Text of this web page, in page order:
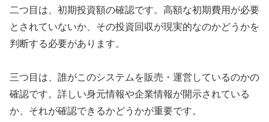
二つ目は、初期投資額の確認です。高額な初期費用が必要
とされていないか、その投資回収が現実的なのかどうかを
判断する必要があります。
三つ目は、誰がこのシステムを販売・運営しているのかの
確認です。詳しい身元情報や企業情報が開示されている
か、それが確認できるかどうかが重要です。